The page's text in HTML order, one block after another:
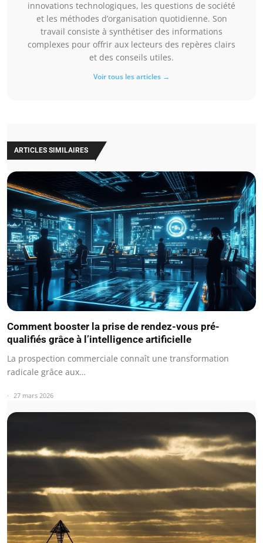
innovations technologiques, les questions de société
et les méthodes d’organisation quotidienne. Son
travail consiste à synthétiser des informations
complexes pour offrir aux lecteurs des repères clairs
et des conseils utiles.
Voir tous les articles →
ARTICLES SIMILAIRES
Comment booster la prise de rendez-vous pré-
qualifiés grâce à l’intelligence artificielle
La prospection commerciale connaît une transformation
radicale grâce aux…
27 mars 2026